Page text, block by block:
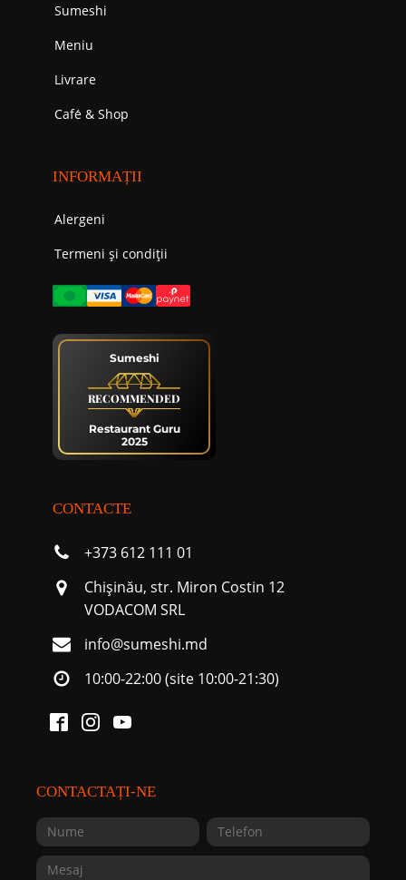
Sumeshi
Meniu
Livrare
Cafе́ & Shop
INFORMAȚII
Alergeni
Termeni și condiții
Sumeshi
RECOMMENDED
Restaurant Guru
2025
CONTACTE
+373 612 111 01
Chişinău, str. Miron Costin 12
VODACOM SRL
info@sumeshi.md
10:00-22:00 (site 10:00-21:30)
CONTACTAȚI-NE